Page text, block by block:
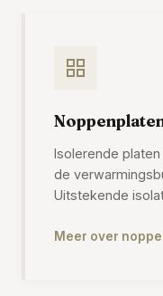
Isolerende
de
Uitstekende
Meer over